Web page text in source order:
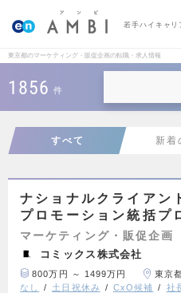
若手ハイキャリ
東京都のマーケティング・販促企画の転職・求人情報
1856 件
すべて 新着
ナショナルクライアン
プロモーション統括プ
マーケティング・販促企画
コミックス株式会社
800万円 ～ 1499万円 東京
なし
土日祝休み CxO候補 社